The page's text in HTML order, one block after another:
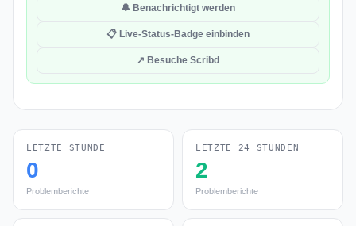
🔔 Benachrichtigt werden
📋 Live-Status-Badge einbinden
↗ Besuche Scribd
LETZTE STUNDE
0
Problemberichte
LETZTE 24 STUNDEN
2
Problemberichte